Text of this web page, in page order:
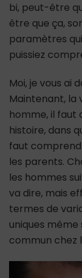
bi, peut-être
être que ça,
paramètres
puissiez
Moi, je vous ai
Maintenant, la
homme, il faut
histoire, dans
faut
les parents.
les hommes
va dire, mais
termes de
uniques même
commun chez